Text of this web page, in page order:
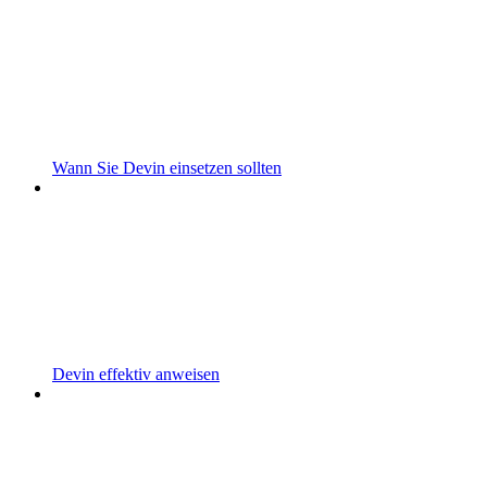
Wann Sie Devin einsetzen sollten
Devin effektiv anweisen